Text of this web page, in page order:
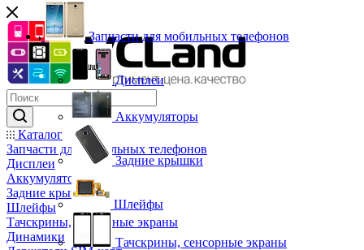
Каталог
Запчасти для мобильных телефонов
Дисплеи
Аккумуляторы
Задние крышки
Шлейфы
Тачскрины, сенсорные экраны
Динамики
Запчасти для мобильных телефонов
Дисплеи
Аккумуляторы
Задние крышки
Шлейфы
Тачскрины, сенсорные экраны